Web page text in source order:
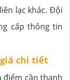
lạc khác. Đội
cấp thông tin
chi tiết
điểm cần thanh